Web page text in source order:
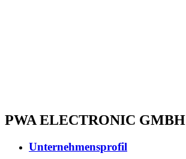
PWA ELECTRONIC GMBH
Unternehmensprofil